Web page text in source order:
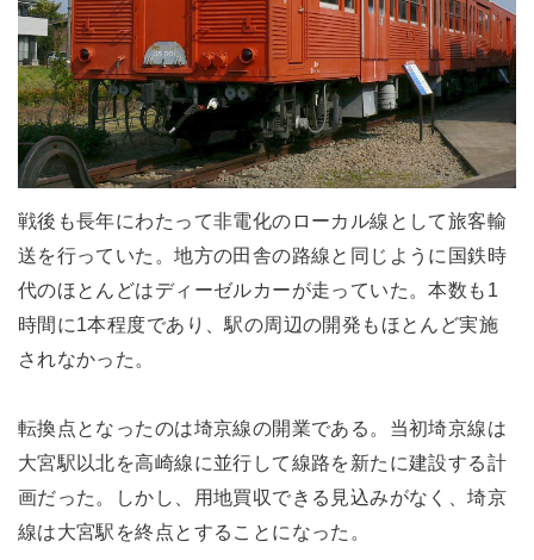
戦後も長年にわたって非電化のローカル線として旅客輸
送を行っていた。地方の田舎の路線と同じように国鉄時
代のほとんどはディーゼルカーが走っていた。本数も1
時間に1本程度であり、駅の周辺の開発もほとんど実施
されなかった。
転換点となったのは埼京線の開業である。当初埼京線は
大宮駅以北を高崎線に並行して線路を新たに建設する計
画だった。しかし、用地買収できる見込みがなく、埼京
線は大宮駅を終点とすることになった。